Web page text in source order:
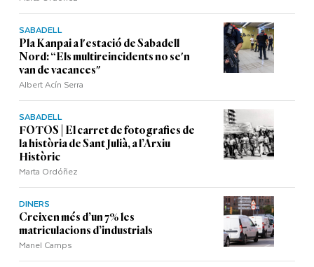
SABADELL
Pla Kanpai a l'estació de Sabadell
Nord: “Els multireincidents no se'n
van de vacances"
Albert Acín Serra
SABADELL
FOTOS | El carret de fotografies de
la història de Sant Julià, a l’Arxiu
Històric
Marta Ordóñez
DINERS
Creixen més d’un 7% les
matriculacions d’industrials
Manel Camps